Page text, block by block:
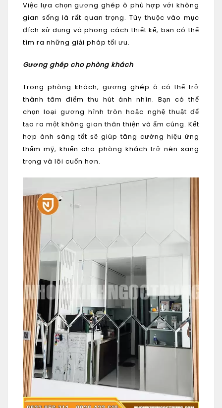
Việc lựa chọn gương ghép ô phù hợp với không
gian sống là rất quan trọng. Tùy thuộc vào mục
đích sử dụng và phong cách thiết kế, bạn có thể
tìm ra những giải pháp tối ưu.
Gương ghép cho phòng khách
Trong phòng khách, gương ghép ô có thể trở
thành tâm điểm thu hút ánh nhìn. Bạn có thể
chọn loại gương hình tròn hoặc nghệ thuật để
tạo ra một không gian thân thiện và ấm cúng. Kết
hợp ánh sáng tốt sẽ giúp tăng cường hiệu ứng
thẩm mỹ, khiến cho phòng khách trở nên sang
trọng và lôi cuốn hơn.